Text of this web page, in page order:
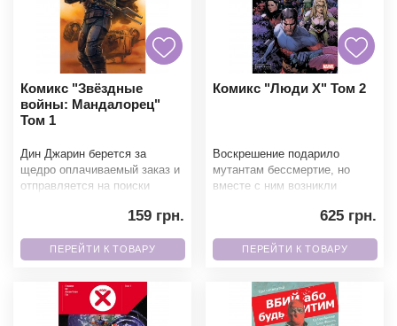
Комикс "Звёздные
войны: Мандалорец"
Том 1
Дин Джарин берется за
щедро оплачиваемый заказ и
отправляется на поиски
найденное зелёное Ребёнок
159 грн.
ПЕРЕЙТИ К ТОВАРУ
Комикс "Люди X" Том 2
Воскрешение подарило
мутантам бессмертие, но
вместе с ним возникли
новой жизни. Пока Землю
625 грн.
ПЕРЕЙТИ К ТОВАРУ
Мы позвоним вам на номер: